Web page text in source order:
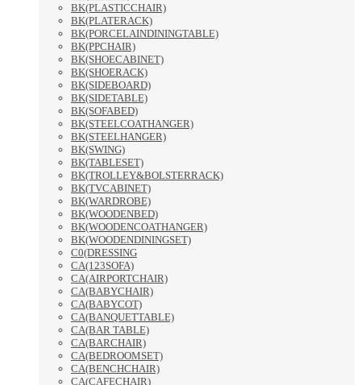
BK(PLASTICCHAIR)
BK(PLATERACK)
BK(PORCELAINDININGTABLE)
BK(PPCHAIR)
BK(SHOECABINET)
BK(SHOERACK)
BK(SIDEBOARD)
BK(SIDETABLE)
BK(SOFABED)
BK(STEELCOATHANGER)
BK(STEELHANGER)
BK(SWING)
BK(TABLESET)
BK(TROLLEY&BOLSTERRACK)
BK(TVCABINET)
BK(WARDROBE)
BK(WOODENBED)
BK(WOODENCOATHANGER)
BK(WOODENDININGSET)
C0(DRESSING
CA(123SOFA)
CA(AIRPORTCHAIR)
CA(BABYCHAIR)
CA(BABYCOT)
CA(BANQUETTABLE)
CA(BAR TABLE)
CA(BARCHAIR)
CA(BEDROOMSET)
CA(BENCHCHAIR)
CA(CAFECHAIR)